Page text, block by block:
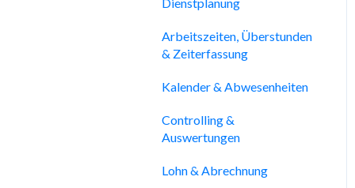
Arbeitszeiten, Überstunden
& Zeiterfassung
Kalender & Abwesenheiten
Controlling &
Auswertungen
Lohn & Abrechnung